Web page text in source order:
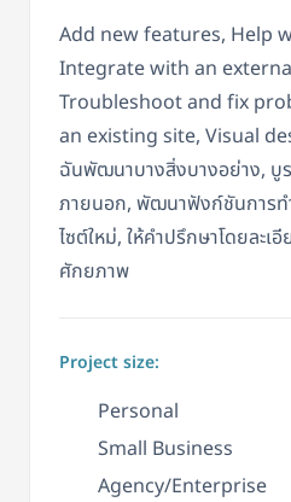
Add new features, Help
Integrate with an
Troubleshoot and fix
an existing site, Visual
ฉันพัฒนาบางสิ่งบางอย่าง, บู
ภายนอก, พัฒนาฟังก์ชันการท
ไซต์ใหม่, ให้คำปรึกษาโดยละเ
ศักยภาพ
Project size:
Personal
Small Business
Agency/Enterprise